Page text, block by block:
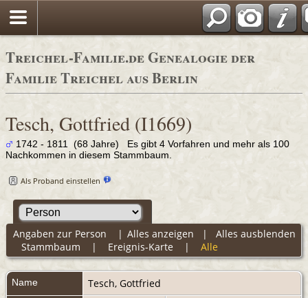
Treichel-Familie.de Genealogie der
Familie Treichel aus Berlin
Tesch, Gottfried (I1669)
1742 - 1811 (68 Jahre) Es gibt 4 Vorfahren und mehr als 100
Nachkommen in diesem Stammbaum.
Als Proband einstellen
Alles anzeigen | Alles ausblenden
Angaben zur Person |
Stammbaum | Ereignis-Karte | Alle
Name Tesch, Gottfried